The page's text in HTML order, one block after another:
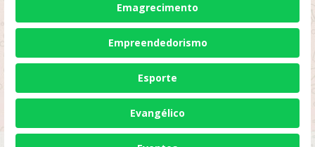
Emagrecimento
Empreendedorismo
Esporte
Evangélico